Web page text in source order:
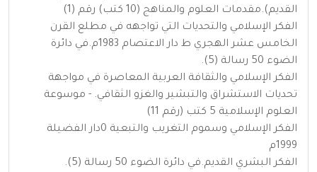
القديم).مقدمات العلوم والمناهج (10 كتب) رقم (1)
الفكر الإسلامي والتحديات التي تواجهه في مطلع القرن
الخامس عشر الهجري ط دار الاعتصام 1983م.في دائرة
الضوء 50 رسالة (5).
الفكر الإسلامي والثقافة العربية المعاصرة في مواجهة
تحديات الاستشراق والتبشير والغزو الثقافي. - موسوعة
العلوم الإسلامية 5 كتب (رقم 11)
الفكر الإسلامي وسموم التغريب والتبعية 0دار الفضيلة
1999م
الفكر البشري القديم.في دائرة الضوء 50 رسالة (5).